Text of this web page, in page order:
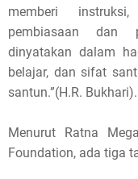
memberi
pembiasaan dan
dinyatakan dalam
belajar, dan sifat
santun.”(H.R. Bukhari).
Menurut Ratna
Foundation, ada tiga